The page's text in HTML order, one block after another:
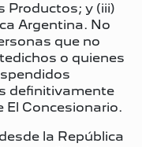
Productos; y (iii)
Argentina. No
que no
o quienes
definitivamente
El Concesionario.
la República